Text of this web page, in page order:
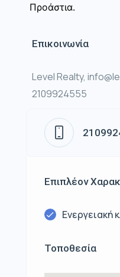
Προάστια.
Επικοινωνία
Level Realty,
2109924555
Επιπλέον
Ενεργειακή
Τοποθεσία